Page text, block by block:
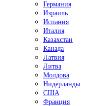
Германия
Израиль
Испания
Италия
Казахстан
Канада
Латвия
Литва
Молдова
Нидерланды
США
Франция